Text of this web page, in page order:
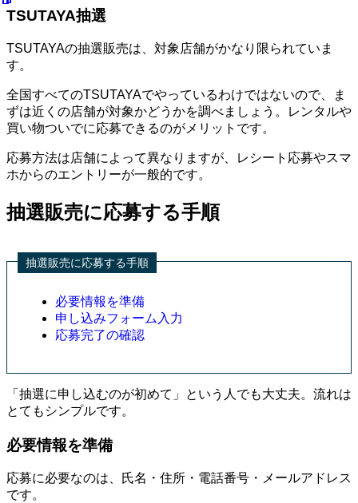
TSUTAYA抽選
TSUTAYAの抽選販売は、対象店舗がかなり限られていま
す。
全国すべてのTSUTAYAでやっているわけではないので、ま
ずは近くの店舗が対象かどうかを調べましょう。レンタルや
買い物ついでに応募できるのがメリットです。
応募方法は店舗によって異なりますが、レシート応募やスマ
ホからのエントリーが一般的です。
抽選販売に応募する手順
抽選販売に応募する手順
必要情報を準備
申し込みフォーム入力
応募完了の確認
「抽選に申し込むのが初めて」という人でも大丈夫。流れは
とてもシンプルです。
必要情報を準備
応募に必要なのは、氏名・住所・電話番号・メールアドレス
です。